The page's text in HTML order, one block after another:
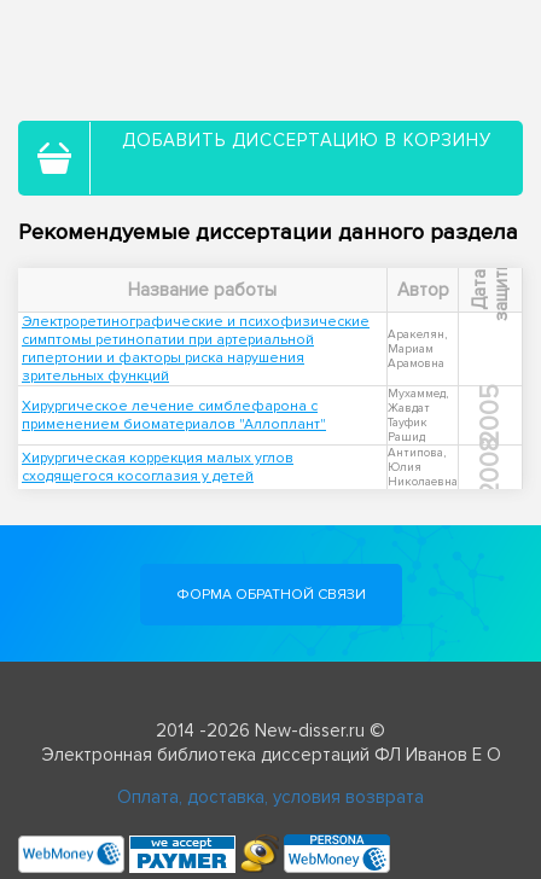
ДОБАВИТЬ ДИССЕРТАЦИЮ В КОРЗИНУ
Рекомендуемые диссертации данного раздела
Название работы Автор Д
а
т
а
з
а
щ
и
т ы
Электроретинографические и психофизические
симптомы ретинопатии при артериальной
гипертонии и факторы риска нарушения
зрительных функций
Аракелян,
Мариам
Арамовна
Хирургическое лечение симблефарона с
применением биоматериалов "Аллоплант"
Мухаммед,
Жавдат
Тауфик
Рашид
2005
Хирургическая коррекция малых углов
сходящегося косоглазия у детей
Антипова,
Юлия
Николаевна
2008
ФОРМА ОБРАТНОЙ СВЯЗИ
2014 -2026 New-disser.ru ©
Электронная библиотека диссертаций ФЛ Иванов Е О
Оплата, доставка, условия возврата